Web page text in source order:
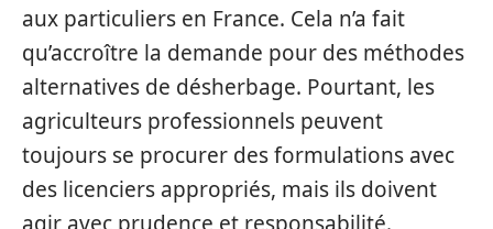
aux particuliers en France. Cela n’a fait
qu’accroître la demande pour des méthodes
alternatives de désherbage. Pourtant, les
agriculteurs professionnels peuvent
toujours se procurer des formulations avec
des licenciers appropriés, mais ils doivent